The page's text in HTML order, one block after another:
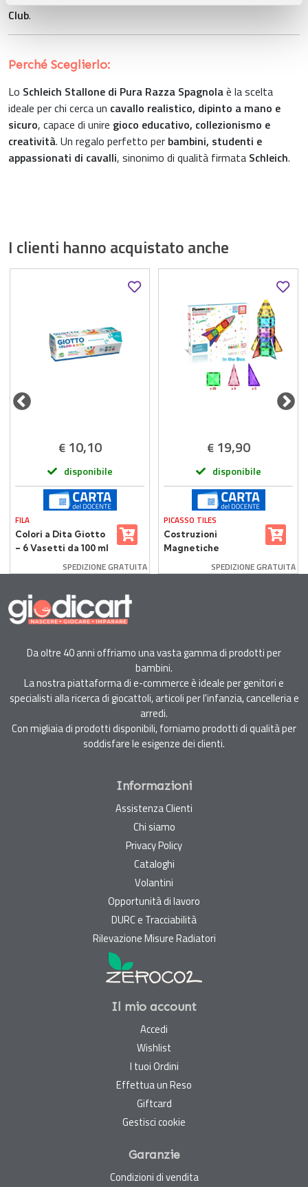
pubblicità e social media, i quali potrebbero combinarle
con altre informazioni che ha fornito loro o che hanno
Club.
Perché Sceglierlo:
Lo Schleich Stallone di Pura Razza Spagnolaè la scelta
ideale per chi cerca un cavallo realistico, dipinto a mano e
sicuro, capace di unire gioco educativo, collezionismo e
creatività. Un regalo perfetto per bambini, studenti e
appassionati di cavalli, sinonimo di qualità firmata Schleich.
I clienti hanno acquistato anche
€ 10,10
disponibile
FILA
Colori a Dita Giotto
– 6 Vasetti da 100 ml
SPEDIZIONE GRATUITA
€ 19,90
disponibile
PICASSO TILES
Costruzioni
Magnetiche
Tiles 30 Piastrelle
SPEDIZIONE GRATUITA
Da oltre 40 anni offriamo una vasta gamma di prodotti per
bambini.
La nostra piattaforma di e-commerce è ideale per genitori e
specialisti alla ricerca di giocattoli, articoli per l'infanzia, cancelleria e
arredi.
Con migliaia di prodotti disponibili, forniamo prodotti di qualità per
soddisfare le esigenze dei clienti.
Informazioni
Assistenza Clienti
Chi siamo
Privacy Policy
Cataloghi
Volantini
Opportunità di lavoro
DURC e Tracciabilità
Rilevazione Misure Radiatori
Il mio account
Accedi
Wishlist
I tuoi Ordini
Effettua un Reso
Giftcard
Gestisci cookie
Garanzie
Condizioni di vendita